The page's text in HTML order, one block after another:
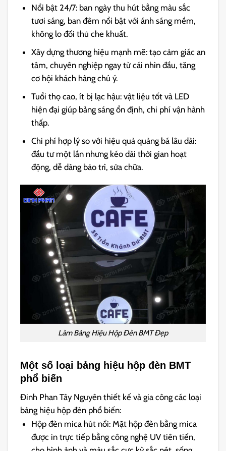
Nổi bật 24/7: ban ngày thu hút bằng màu sắc
tươi sáng, ban đêm nổi bật với ánh sáng mềm,
không lo đối thủ che khuất.
Xây dựng thương hiệu mạnh mẽ: tạo cảm giác an
tâm, chuyên nghiệp ngay từ cái nhìn đầu, tăng
cơ hội khách hàng chú ý.
Tuổi thọ cao, ít bị lạc hậu: vật liệu tốt và LED
hiện đại giúp bảng sáng ổn định, chi phí vận hành
thấp.
Chi phí hợp lý so với hiệu quả quảng bá lâu dài:
đầu tư một lần nhưng kéo dài thời gian hoạt
động, dễ dàng bảo trì, sửa chữa.
Làm Bảng Hiệu Hộp Đèn BMT Đẹp
Một số loại bảng hiệu hộp đèn BMT
phổ biến
Đinh Phan Tây Nguyên thiết kế và gia công các loại
bảng hiệu hộp đèn phổ biến:
Hộp đèn mica hút nổi: Mặt hộp đèn bằng mica
được in trực tiếp bằng công nghệ UV tiên tiến,